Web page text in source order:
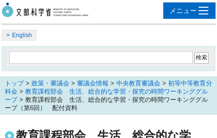
English
トップ> 政策・審議会 > 審議会情報 > 中央教育審議会 > 初等中等教育分
科会 > 教育課程部会 生活、総合的な学習・探究の時間ワーキンググル
ープ> 教育課程部会 生活、総合的な学習・探究の時間ワーキンググル
ープ（第6回） 配付資料
教育課程部会 生活、総合的な学